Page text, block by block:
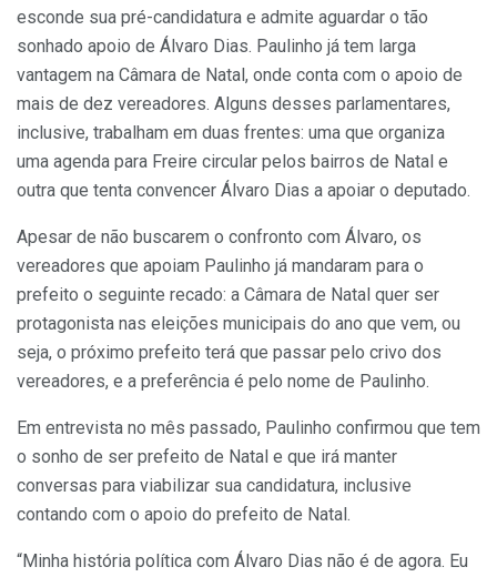
esconde sua pré-candidatura e admite aguardar o tão
sonhado apoio de Álvaro Dias. Paulinho já tem larga
vantagem na Câmara de Natal, onde conta com o apoio de
mais de dez vereadores. Alguns desses parlamentares,
inclusive, trabalham em duas frentes: uma que organiza
uma agenda para Freire circular pelos bairros de Natal e
outra que tenta convencer Álvaro Dias a apoiar o deputado.
Apesar de não buscarem o confronto com Álvaro, os
vereadores que apoiam Paulinho já mandaram para o
prefeito o seguinte recado: a Câmara de Natal quer ser
protagonista nas eleições municipais do ano que vem, ou
seja, o próximo prefeito terá que passar pelo crivo dos
vereadores, e a preferência é pelo nome de Paulinho.
Em entrevista no mês passado, Paulinho confirmou que tem
o sonho de ser prefeito de Natal e que irá manter
conversas para viabilizar sua candidatura, inclusive
contando com o apoio do prefeito de Natal.
“Minha história política com Álvaro Dias não é de agora. Eu